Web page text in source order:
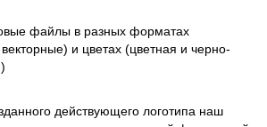
файлы в разных форматах
и цветах (цветная и черно-
действующего логотипа наш